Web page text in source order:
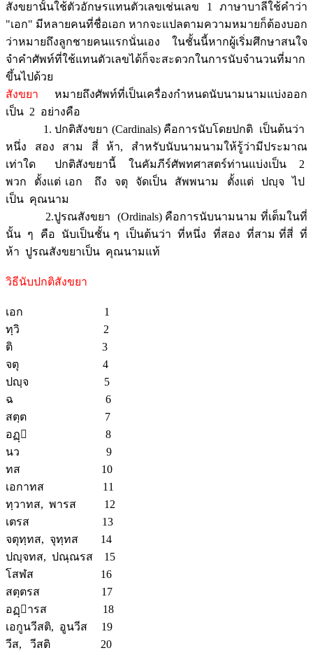
สังขยานั้นใช้ตัวอักษรแทนตัวเลขเช่นเลข 1 ภาษาบาลีใช้คำว่า
"เอก" มีหลายคนที่ชื่อเอก หากจะแปลตามความหมายก็ต้องบอก
ว่าหมายถึงลูกชายคนแรกนั่นเอง ในชั้นนี้หากผู้เริ่มศึกษาสนใจ
จำคำศัพท์ที่ใช้แทนตัวเลขได้ก็จะสะดวกในการนับจำนวนที่มาก
ขึ้นไปด้วย
สังขยา หมายถึงศัพท์ที่เป็นเครื่องกำหนดนับนามนามแบ่งออก
เป็น 2 อย่างคือ
1. ปกติสังขยา (Cardinals) คือการนับโดยปกติ เป็นต้นว่า
หนึ่ง สอง สาม สี่ ห้า, สำหรับนับนามนามให้รู้ว่ามีประมาณ
เท่าใด ปกติสังขยานี้ ในคัมภีร์ศัพทศาสตร์ท่านแบ่งเป็น 2
พวก ตั้งแต่ เอก ถึง จตุ จัดเป็น สัพพนาม ตั้งแต่ ปญฺจ ไป
เป็น คุณนาม
2.ปูรณสังขยา (Ordinals) คือการนับนามนาม ที่เต็มในที่
นั้น ๆ คือ นับเป็นชั้น ๆ เป็นต้นว่า ที่หนึ่ง ที่สอง ที่สาม ที่สี่ ที่
ห้า ปูรณสังขยาเป็น คุณนามแท้
วิธีนับปกติสังขยา
เอก 1
ทฺวิ 2
ติ 3
จตุ 4
ปญฺจ 5
ฉ 6
สตฺต 7
อฏฺ 8
นว 9
ทส 10
เอกาทส 11
ทฺวาทส, พารส 12
เตรส 13
จตุทฺทส, จุทฺทส 14
ปญฺจทส, ปณฺณรส 15
โสฬส 16
สตฺตรส 17
อฏฺารส 18
เอกูนวีสติ, อูนวีส 19
วีส, วีสติ 20